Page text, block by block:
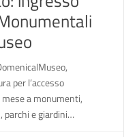
per l’accesso
a monumenti,
parchi e giardini